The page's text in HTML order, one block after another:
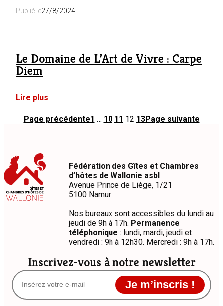
Publié le27/8/2024
Le Domaine de L’Art de Vivre : Carpe
Diem
Lire plus
Domaine
de
Carpe
Page précédente1 … 10 11 12 13Page suivante
Inscrivez-vous à notre newsletter
Je m’inscris !
Fédération des Gîtes et Chambres
d’hôtes de Wallonie asbl
Avenue Prince de Liège, 1/21
5100 Namur
Nos bureaux sont accessibles du lundi au
jeudi de 9h à 17h. Permanence
téléphonique : lundi, mardi, jeudi et
vendredi : 9h à 12h30. Mercredi : 9h à 17h.